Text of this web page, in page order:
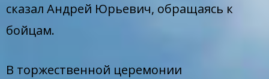
сказал Андрей Юрьевич, обращаясь к
бойцам.
В торжественной церемонии